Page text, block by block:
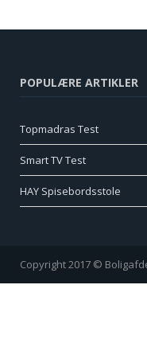
POPULÆRE ARTIKLER
Topmadras Test
Smart TV Test
HAY Spisebordsstole
Copyright 2017 ©